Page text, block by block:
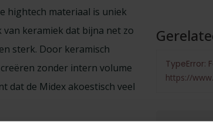
hightech materiaal is uniek
keramiek dat bijna net zo
sterk. Door keramisch
zonder intern volume
dat de Midex akoestisch veel
TypeError:
https://